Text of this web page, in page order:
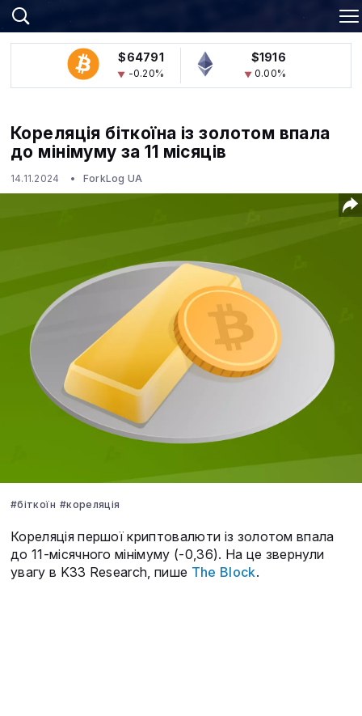
$64791
-0.20%
$1916
0.00%
Кореляція біткоїна із золотом впала
до мінімуму за 11 місяців
14.11.2024 ForkLog UA
#біткоїн #кореляція
Кореляція першої криптовалюти із золотом впала
до 11-місячного мінімуму (-0,36). На це звернули
увагу в K33 Research, пише The Block.